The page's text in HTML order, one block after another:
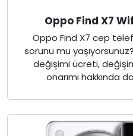
Oppo Find X7
Oppo Find X7 cep
sorunu mu
değişimi ücreti,
onarımı hakkında